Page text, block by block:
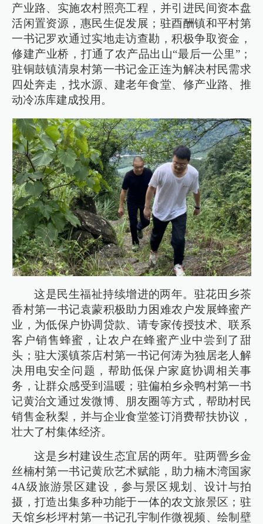
产业路、实施农村照亮工程，并引进民间资本盘
活闲置资源，惠民生促发展；驻酉酬镇和平村第
一书记罗欢通过实地走访查勘，积极争取资金，
修建产业桥，打通了农产品出山“最后一公里”；
驻铜鼓镇清泉村第一书记金正连为解决村民需求
四处奔走，找水源、建老年食堂、修产业路、推
动冷冻库建成投用。
这是民生福祉持续增进的两年。驻花田乡茶
香村第一书记袁蒙积极助力困难农户发展蜂蜜产
业，为低保户协调贷款、请专家传授技术、联系
客户销售蜂蜜，让农户在蜂蜜产业中尝到了甜
头；驻大溪镇茶店村第一书记何涛为独居老人解
决用电安全问题，帮助低保户家庭协调相关事
务，让群众感受到温暖；驻偏柏乡汆鸭村第一书
记黄治文通过发微博、朋友圈等方式，帮助村民
销售金秋梨，并与企业食堂签订消费帮扶协议，
壮大了村集体经济。
这是乡村建设生态宜居的两年。驻两罾乡金
丝楠村第一书记黄欣艺术赋能，助力楠木湾国家
4A级旅游景区建设，参与景区规划、设计与拍
摄，打造出集多种功能于一体的农文旅景区；驻
天馆乡杉坪村第一书记孔宇制作微视频、绘制壁